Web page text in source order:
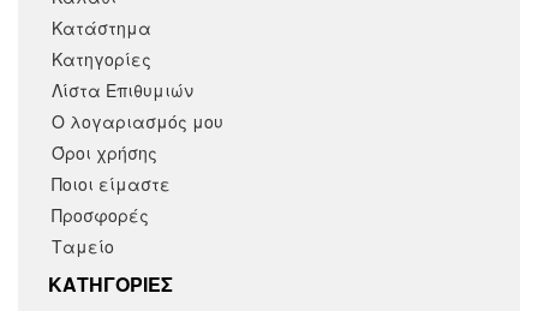
Κατάστημα
Κατηγορίες
Λίστα Επιθυμιών
Ο λογαριασμός μου
Όροι χρήσης
Ποιοι είμαστε
Προσφορές
Ταμείο
KΑΤΗΓΟΡΙΕΣ